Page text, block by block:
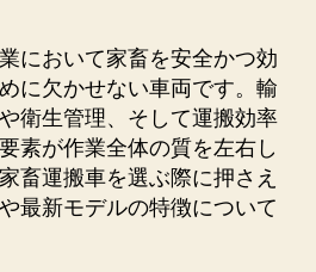
において家畜を安全かつ効
に欠かせない車両です。輸
衛生管理、そして運搬効率
素が作業全体の質を左右し
畜運搬車を選ぶ際に押さえ
最新モデルの特徴について